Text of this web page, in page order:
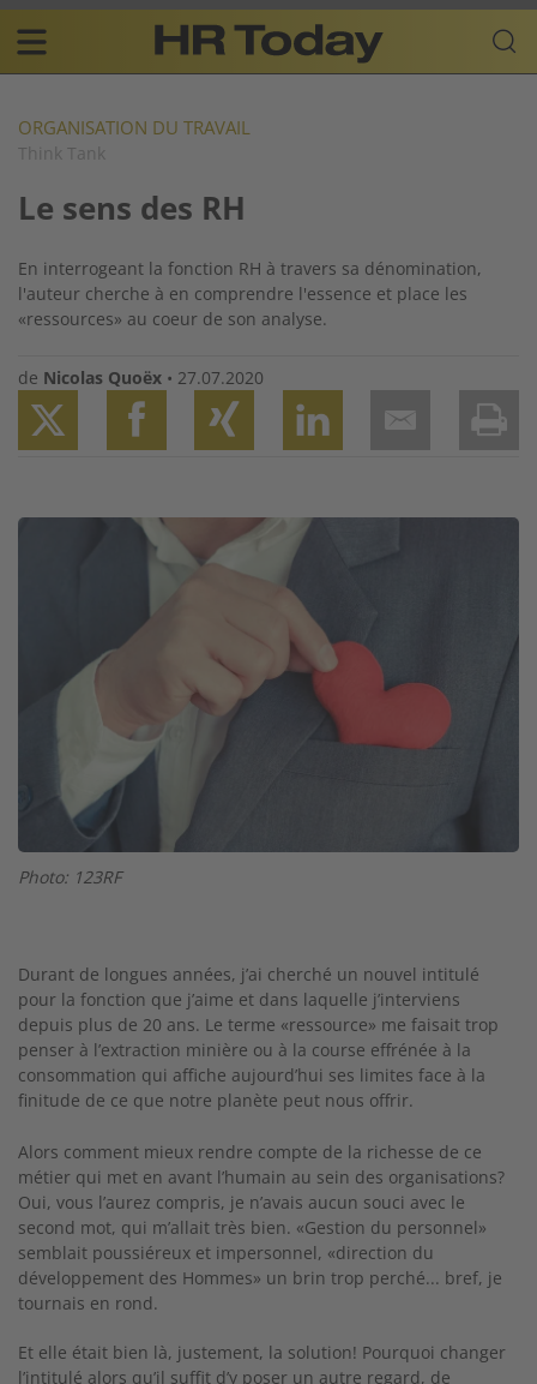
Skip
content
Plattform
für
Resources
navigation
FR
ORGANISATION DU TRAVAIL
Think Tank
Le sens des RH
En interrogeant la fonction RH à travers sa dénomination,
l'auteur cherche à en comprendre l'essence et place les
«ressources» au coeur de son analyse.
de Nicolas Quoëx • 27.07.2020
Image
Photo: 123RF
Durant de longues années, j’ai cherché un nouvel intitulé
pour la fonction que j’aime et dans laquelle j’interviens
depuis plus de 20 ans. Le terme «ressource» me faisait trop
penser à l’extraction minière ou à la course effrénée à la
consommation qui affiche aujourd’hui ses limites face à la
finitude de ce que notre planète peut nous offrir.
Alors comment mieux rendre compte de la richesse de ce
métier qui met en avant l’humain au sein des organisations?
Oui, vous l’aurez compris, je n’avais aucun souci avec le
second mot, qui m’allait très bien. «Gestion du personnel»
semblait poussiéreux et impersonnel, «direction du
développement des Hommes» un brin trop perché... bref, je
tournais en rond.
Et elle était bien là, justement, la solution! Pourquoi changer
l’intitulé alors qu’il suffit d’y poser un autre regard, de